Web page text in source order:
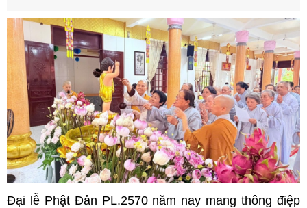
Đại lễ Phật Đản PL.2570 năm nay mang thông điệp